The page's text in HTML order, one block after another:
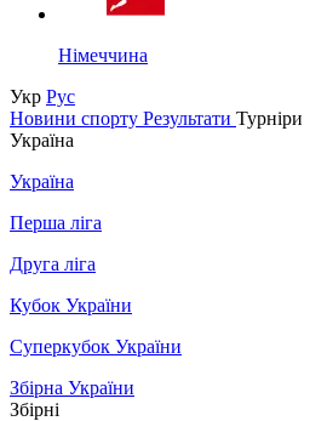
Німеччина
Укр Рус
Новини спорту Результати Турніри
Україна
Україна
Перша ліга
Друга ліга
Кубок України
Суперкубок України
Збірна України
Збірні